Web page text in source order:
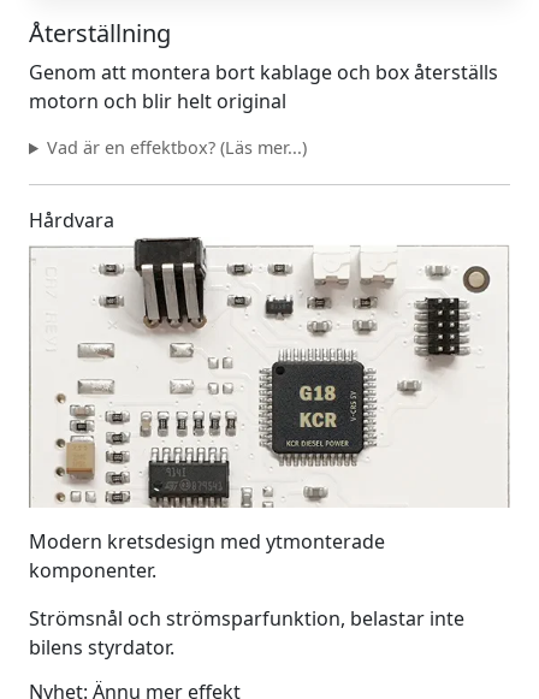
Återställning
Genom att montera bort kablage och box återställs
motorn och blir helt original
Vad är en effektbox? (Läs mer...)
Hårdvara
Modern kretsdesign med ytmonterade
komponenter.
Strömsnål och strömsparfunktion, belastar inte
bilens styrdator.
Nyhet: Ännu mer effekt